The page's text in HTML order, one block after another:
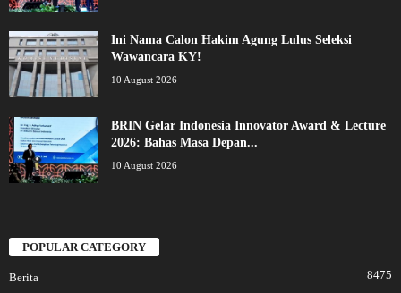
Ini Nama Calon Hakim Agung Lulus Seleksi
Wawancara KY!
10 August 2026
BRIN Gelar Indonesia Innovator Award & Lecture
2026: Bahas Masa Depan...
10 August 2026
POPULAR CATEGORY
Berita 8475